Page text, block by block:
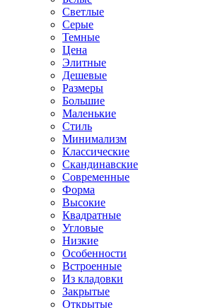
Светлые
Серые
Темные
Цена
Элитные
Дешевые
Размеры
Большие
Маленькие
Стиль
Минимализм
Классические
Скандинавские
Современные
Форма
Высокие
Квадратные
Угловые
Низкие
Особенности
Встроенные
Из кладовки
Закрытые
Открытые